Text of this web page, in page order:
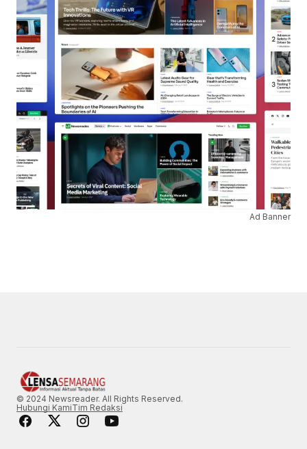
Ad Banner
© 2024 Newsreader. All Rights Reserved.
Hubungi KamiTim Redaksi